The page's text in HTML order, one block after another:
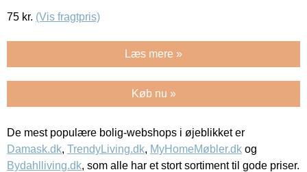
75 kr. (Vis fragtpris)
Læs mere »
Køb nu »
De mest populære bolig-webshops i øjeblikket er
Damask.dk, TrendyLiving.dk, MyHomeMøbler.dk og
Bydahlliving.dk, som alle har et stort sortiment til gode priser.